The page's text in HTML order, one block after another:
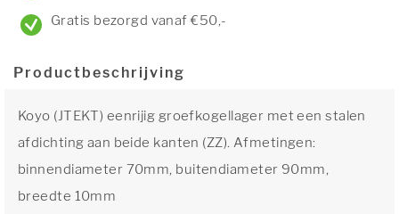
Gratis bezorgd vanaf €50,-
Productbeschrijving
Koyo (JTEKT) eenrijig groefkogellager met een stalen
afdichting aan beide kanten (ZZ). Afmetingen:
binnendiameter 70mm, buitendiameter 90mm,
breedte 10mm